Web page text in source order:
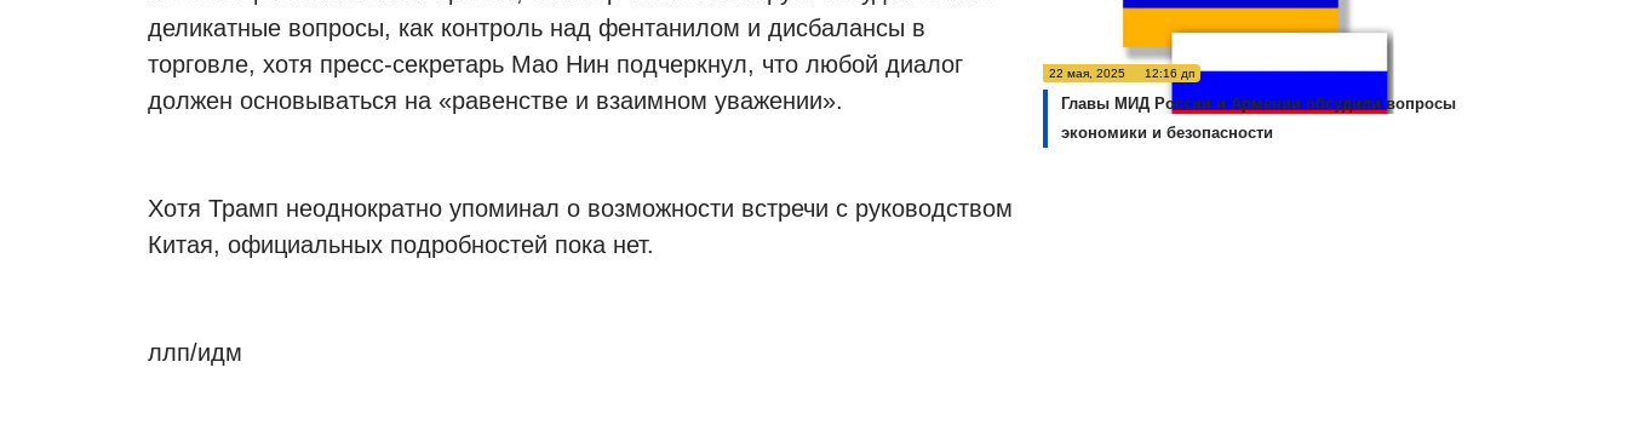
деликатные вопросы, как контроль над фентанилом и дисбалансы в
торговле, хотя пресс-секретарь Мао Нин подчеркнул, что любой диалог
должен основываться на «равенстве и взаимном уважении».
Хотя Трамп неоднократно упоминал о возможности встречи с руководством
Китая, официальных подробностей пока нет.
ллп/идм
22 мая, 2025 12:16 дп
Главы МИД России и Армении обсудили вопросы
экономики и безопасности